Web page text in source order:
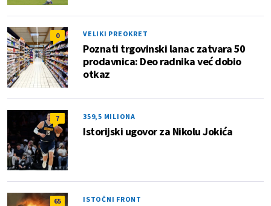
0 VELIKI PREOKRET
Poznati trgovinski lanac zatvara 50
prodavnica: Deo radnika već dobio
otkaz
7 359,5 MILIONA
Istorijski ugovor za Nikolu Jokića
65 ISTOČNI FRONT